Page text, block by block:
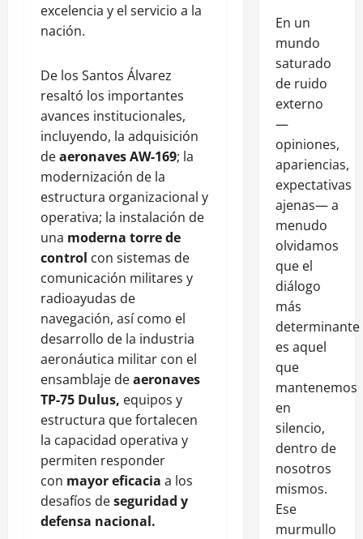
excelencia y el servicio a la
nación.
De los Santos Álvarez
resaltó los importantes
avances institucionales,
incluyendo, la adquisición
deaeronaves AW-169; la
modernización de la
estructura organizacional y
operativa; la instalación de
una moderna torre de
control con sistemas de
comunicación militares y
radioayudas de
navegación, así como el
desarrollo de la industria
aeronáutica militar con el
ensamblaje deaeronaves
TP-75 Dulus, equipos y
estructura que fortalecen
la capacidad operativa y
permiten responder
con mayor eficacia a los
desafíos deseguridad y
defensa nacional.
En un
mundo
saturado
de ruido
externo
—
opiniones,
apariencias,
expectativas
ajenas— a
menudo
olvidamos
que el
diálogo
más
determinante
es aquel
que
mantenemos
en
silencio,
dentro de
nosotros
mismos.
Ese
murmullo